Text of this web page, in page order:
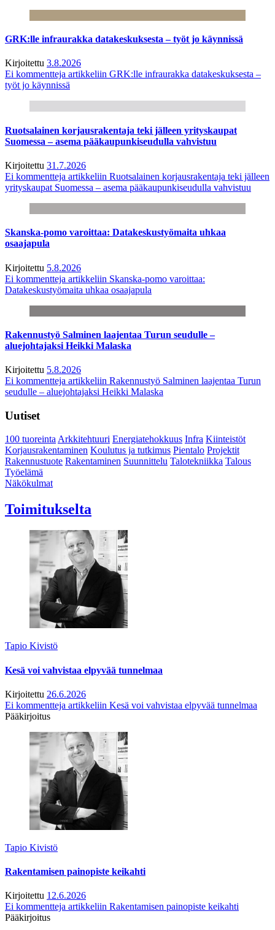
GRK:lle infraurakka datakeskuksesta – työt jo käynnissä
Kirjoitettu 3.8.2026
Ei kommentteja artikkeliin GRK:lle infraurakka datakeskuksesta –
työt jo käynnissä
Ruotsalainen korjausrakentaja teki jälleen yrityskaupat
Suomessa – asema pääkaupunkiseudulla vahvistuu
Kirjoitettu 31.7.2026
Ei kommentteja artikkeliin Ruotsalainen korjausrakentaja teki jälleen
yrityskaupat Suomessa – asema pääkaupunkiseudulla vahvistuu
Skanska-pomo varoittaa: Datakeskustyömaita uhkaa
osaajapula
Kirjoitettu 5.8.2026
Ei kommentteja artikkeliin Skanska-pomo varoittaa:
Datakeskustyömaita uhkaa osaajapula
Rakennustyö Salminen laajentaa Turun seudulle –
aluejohtajaksi Heikki Malaska
Kirjoitettu 5.8.2026
Ei kommentteja artikkeliin Rakennustyö Salminen laajentaa Turun
seudulle – aluejohtajaksi Heikki Malaska
Uutiset
100 tuoreintaArkkitehtuuri Energiatehokkuus Infra Kiinteistöt
Korjausrakentaminen Koulutus ja tutkimus Pientalo Projektit
Rakennustuote Rakentaminen Suunnittelu Talotekniikka Talous
Työelämä
Näkökulmat
Toimitukselta
Tapio Kivistö
Kesä voi vahvistaa elpyvää tunnelmaa
Kirjoitettu 26.6.2026
Ei kommentteja artikkeliin Kesä voi vahvistaa elpyvää tunnelmaa
Pääkirjoitus
Tapio Kivistö
Rakentamisen painopiste keikahti
Kirjoitettu 12.6.2026
Ei kommentteja artikkeliin Rakentamisen painopiste keikahti
Pääkirjoitus